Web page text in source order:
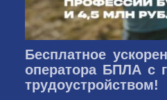
Бесплатное
оператора БПЛА с
трудоустройством!